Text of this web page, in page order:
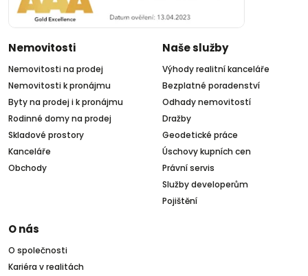
Nemovitosti
Nemovitosti na prodej
Nemovitosti k pronájmu
Byty na prodej i k pronájmu
Rodinné domy na prodej
Skladové prostory
Kanceláře
Obchody
Naše služby
Výhody realitní kanceláře
Bezplatné poradenství
Odhady nemovitostí
Dražby
Geodetické práce
Úschovy kupních cen
Právní servis
Služby developerům
Pojištění
O nás
O společnosti
Kariéra v realitách